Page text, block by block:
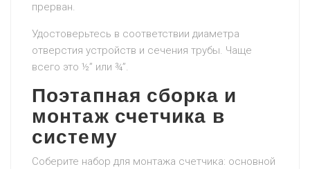
прерван.
Удостоверьтесь в соответствии диаметра
отверстия устройств и сечения трубы. Чаще
всего это ½” или ¾”.
Поэтапная сборка и
монтаж счетчика в
систему
Соберите набор для монтажа счетчика: основной